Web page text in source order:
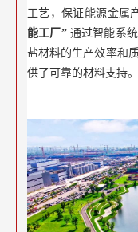
工艺，保证能源金属
能工厂”通过智能系
盐材料的生产效率和
供了可靠的材料支持。